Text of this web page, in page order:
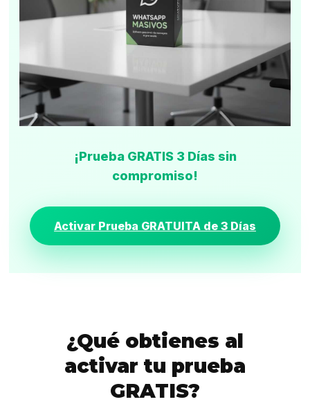
¡Prueba GRATIS 3 Días sin
compromiso!
Activar Prueba GRATUITA de 3 Días
¿Qué obtienes al
activar tu prueba
GRATIS?